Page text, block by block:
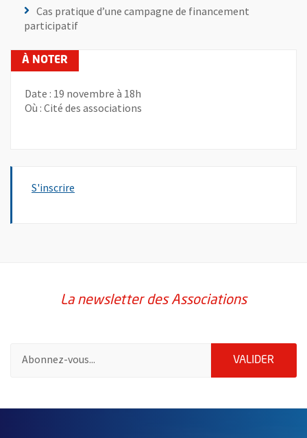
Cas pratique d’une campagne de financement
participatif
Date : 19 novembre à 18h
Où : Cité des associations
S'inscrire
La newsletter des Associations
VALIDER